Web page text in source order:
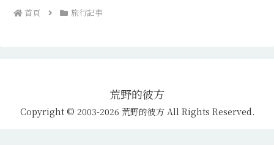
首頁 旅行記事
荒野的彼方
Copyright © 2003-2026 荒野的彼方 All Rights Reserved.